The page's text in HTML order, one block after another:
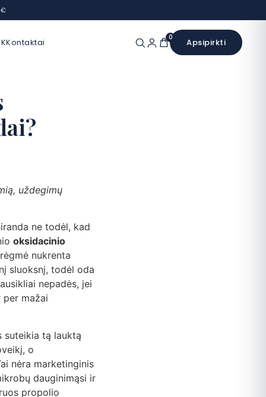
€
Kontaktai 0 Apsipirkti
uždegimų
ne todėl, kad
oksidacinio
nukrenta
sluoksnį, todėl oda
nepadės, jei
mažai
suteikia tą lauktą
o
nėra marketinginis
dauginimąsi ir
propolio